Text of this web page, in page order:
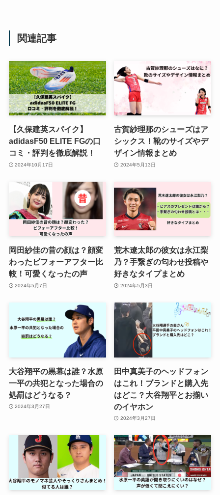
関連記事
【久保建英スパイク】
adidasF50 ELITE FGの口
コミ・評判を徹底解説！
2024年10月17日
古賀紗理那のシューズはア
シックス！靴のサイズやデ
ザイン情報まとめ
2024年5月13日
岡田紗佳の昔の顔は？顔変
わったビフォーアフター比
較！可愛くなったの声
2024年5月7日
荒木遼太郎の彼女は永江梨
乃？手繋ぎの匂わせ投稿や
好きなタイプまとめ
2024年5月3日
大谷翔平の黒幕は誰？水原
一平の共犯となった場合の
処罰はどうなる？
2024年3月27日
田中真美子のヘッドフォン
はこれ！ブランドと購入先
はどこ？大谷翔平とお揃い
のイヤホン
2024年3月27日